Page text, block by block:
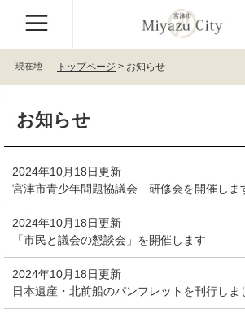
頭
。
飛
て
現在地 トップページ > お知らせ
お知らせ
2024年10月18日更新
宮津市青少年問題協議会 研修会を開催しま
2024年10月18日更新
「市民と議会の懇談会」を開催します
2024年10月18日更新
日本遺産・北前船のパンフレットを刊行しま